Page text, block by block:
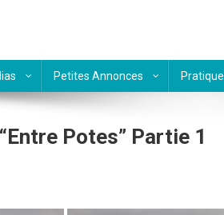
Petites Annonces Pratique
Potes” Partie 1